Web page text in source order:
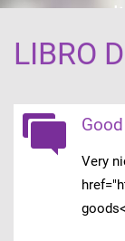
LIBRO
Very